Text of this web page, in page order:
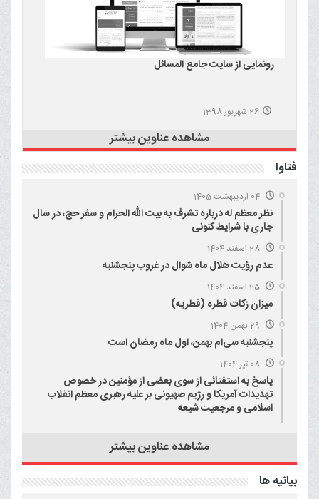
رونمایی از سایت جامع المسائل
26 شهریور 1398
مشاهده عناوین بیشتر
فتاوا
04 اردیبهشت 1405
نظر معظم له درباره تشرف به بیت الله الحرام و سفر حج، در سال
جاری با شرایط کنونی
28 اسفند 1404
عدم رؤیت هلال ماه شوال در غروب پنجشنبه
25 اسفند 1404
میزان زکات فطره (فطریه)
29 بهمن 1404
پنجشنبه سی‌ام بهمن، اول ماه رمضان است
08 تیر 1404
پاسخ به استفتائی از سوی بعضی از مؤمنین در خصوص
تهدیدات آمریکا و رژیم صهیونی بر علیه رهبری معظم انقلاب
اسلامی و مرجعیت شیعه
مشاهده عناوین بیشتر
بيانيه ها